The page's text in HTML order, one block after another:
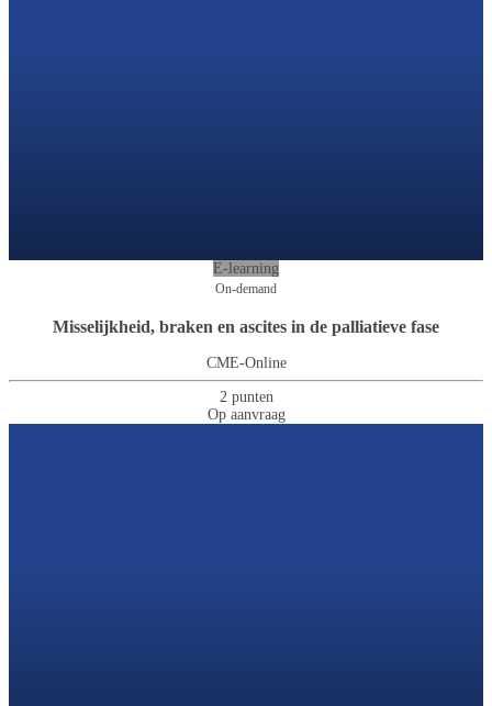
E-learning
On-demand
Misselijkheid, braken en ascites in de palliatieve fase
CME-Online
2 punten
Op aanvraag